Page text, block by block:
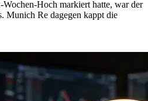
Hoch markiert hatte, war der
Munich Re dagegen kappt die